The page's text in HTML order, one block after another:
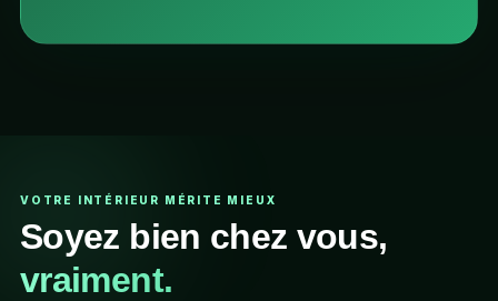
VOTRE INTÉRIEUR MÉRITE MIEUX
Soyez bien chez vous,
vraiment.